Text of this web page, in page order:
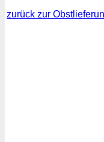
zurück zur